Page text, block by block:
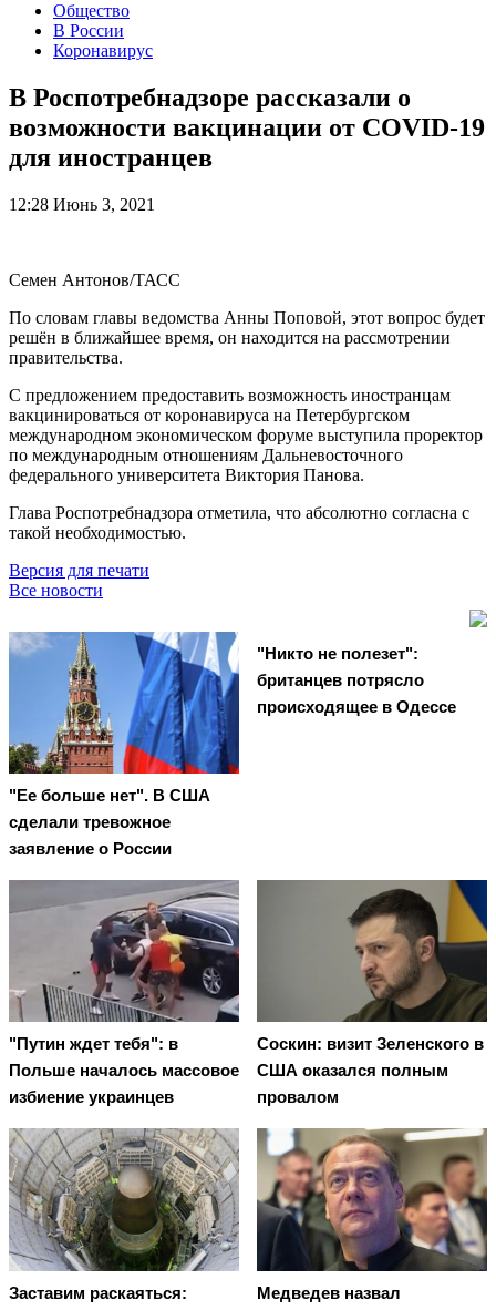
Общество
В России
Коронавирус
В Роспотребнадзоре рассказали о
возможности вакцинации от COVID-19
для иностранцев
12:28 Июнь 3, 2021
Семен Антонов/ТАСС
По словам главы ведомства Анны Поповой, этот вопрос будет
решён в ближайшее время, он находится на рассмотрении
правительства.
С предложением предоставить возможность иностранцам
вакцинироваться от коронавируса на Петербургском
международном экономическом форуме выступила проректор
по международным отношениям Дальневосточного
федерального университета Виктория Панова.
Глава Роспотребнадзора отметила, что абсолютно согласна с
такой необходимостью.
Версия для печати
Все новости
"Ее больше нет". В США
сделали тревожное
заявление о России
"Никто не полезет":
британцев потрясло
происходящее в Одессе
"Путин ждет тебя": в
Польше началось массовое
избиение украинцев
Соскин: визит Зеленского в
США оказался полным
провалом
Заставим раскаяться:
Медведев назвал